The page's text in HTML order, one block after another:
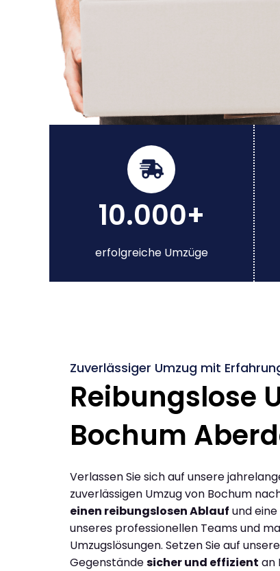
10.000+
erfolgreiche Umzüge
Zuverlässiger Umzug mit
Reibungslose
Bochum
Verlassen Sie sich auf unsere
zuverlässigen Umzug von Bochum
einen reibungslosen Ablauf und
unseres professionellen Teams und
Umzugslösungen. Setzen Sie auf
Gegenständesicher und effizient an